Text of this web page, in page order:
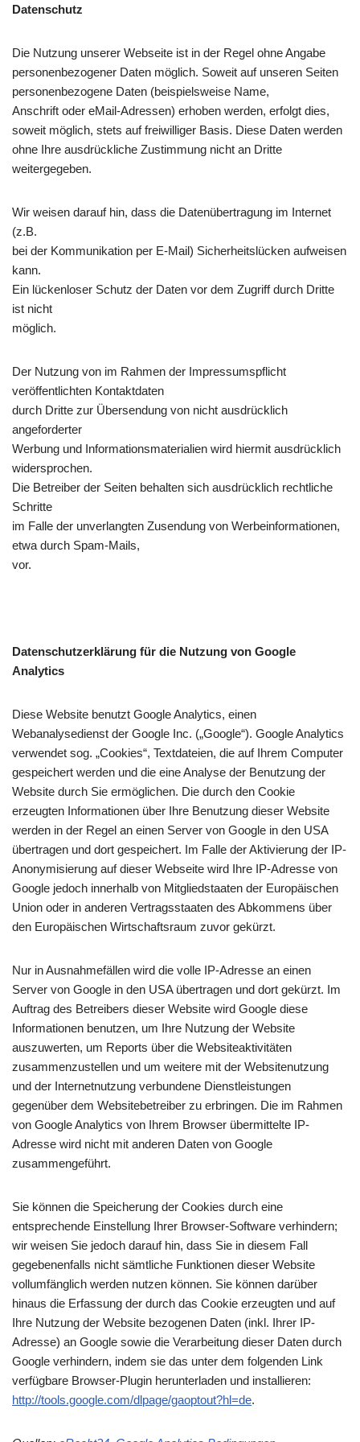
Datenschutz
Die Nutzung unserer Webseite ist in der Regel ohne Angabe
personenbezogener Daten möglich. Soweit auf unseren Seiten
personenbezogene Daten (beispielsweise Name,
Anschrift oder eMail-Adressen) erhoben werden, erfolgt dies,
soweit möglich, stets auf freiwilliger Basis. Diese Daten werden
ohne Ihre ausdrückliche Zustimmung nicht an Dritte
weitergegeben.
Wir weisen darauf hin, dass die Datenübertragung im Internet
(z.B.
bei der Kommunikation per E-Mail) Sicherheitslücken aufweisen
kann.
Ein lückenloser Schutz der Daten vor dem Zugriff durch Dritte
ist nicht
möglich.
Der Nutzung von im Rahmen der Impressumspflicht
veröffentlichten Kontaktdaten
durch Dritte zur Übersendung von nicht ausdrücklich
angeforderter
Werbung und Informationsmaterialien wird hiermit ausdrücklich
widersprochen.
Die Betreiber der Seiten behalten sich ausdrücklich rechtliche
Schritte
im Falle der unverlangten Zusendung von Werbeinformationen,
etwa durch Spam-Mails,
vor.
Datenschutzerklärung für die Nutzung von Google
Analytics
Diese Website benutzt Google Analytics, einen
Webanalysedienst der Google Inc. („Google“). Google Analytics
verwendet sog. „Cookies“, Textdateien, die auf Ihrem Computer
gespeichert werden und die eine Analyse der Benutzung der
Website durch Sie ermöglichen. Die durch den Cookie
erzeugten Informationen über Ihre Benutzung dieser Website
werden in der Regel an einen Server von Google in den USA
übertragen und dort gespeichert. Im Falle der Aktivierung der IP-
Anonymisierung auf dieser Webseite wird Ihre IP-Adresse von
Google jedoch innerhalb von Mitgliedstaaten der Europäischen
Union oder in anderen Vertragsstaaten des Abkommens über
den Europäischen Wirtschaftsraum zuvor gekürzt.
Nur in Ausnahmefällen wird die volle IP-Adresse an einen
Server von Google in den USA übertragen und dort gekürzt. Im
Auftrag des Betreibers dieser Website wird Google diese
Informationen benutzen, um Ihre Nutzung der Website
auszuwerten, um Reports über die Websiteaktivitäten
zusammenzustellen und um weitere mit der Websitenutzung
und der Internetnutzung verbundene Dienstleistungen
gegenüber dem Websitebetreiber zu erbringen. Die im Rahmen
von Google Analytics von Ihrem Browser übermittelte IP-
Adresse wird nicht mit anderen Daten von Google
zusammengeführt.
Sie können die Speicherung der Cookies durch eine
entsprechende Einstellung Ihrer Browser-Software verhindern;
wir weisen Sie jedoch darauf hin, dass Sie in diesem Fall
gegebenenfalls nicht sämtliche Funktionen dieser Website
vollumfänglich werden nutzen können. Sie können darüber
hinaus die Erfassung der durch das Cookie erzeugten und auf
Ihre Nutzung der Website bezogenen Daten (inkl. Ihrer IP-
Adresse) an Google sowie die Verarbeitung dieser Daten durch
Google verhindern, indem sie das unter dem folgenden Link
verfügbare Browser-Plugin herunterladen und installieren:
http://tools.google.com/dlpage/gaoptout?hl=de.